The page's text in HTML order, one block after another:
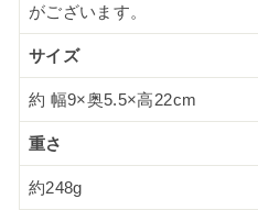
がございます。
サイズ
約 幅9×奥5.5×高22cm
重さ
約248g